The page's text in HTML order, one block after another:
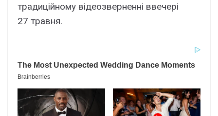
традиційному відеозверненні ввечері
27 травня.